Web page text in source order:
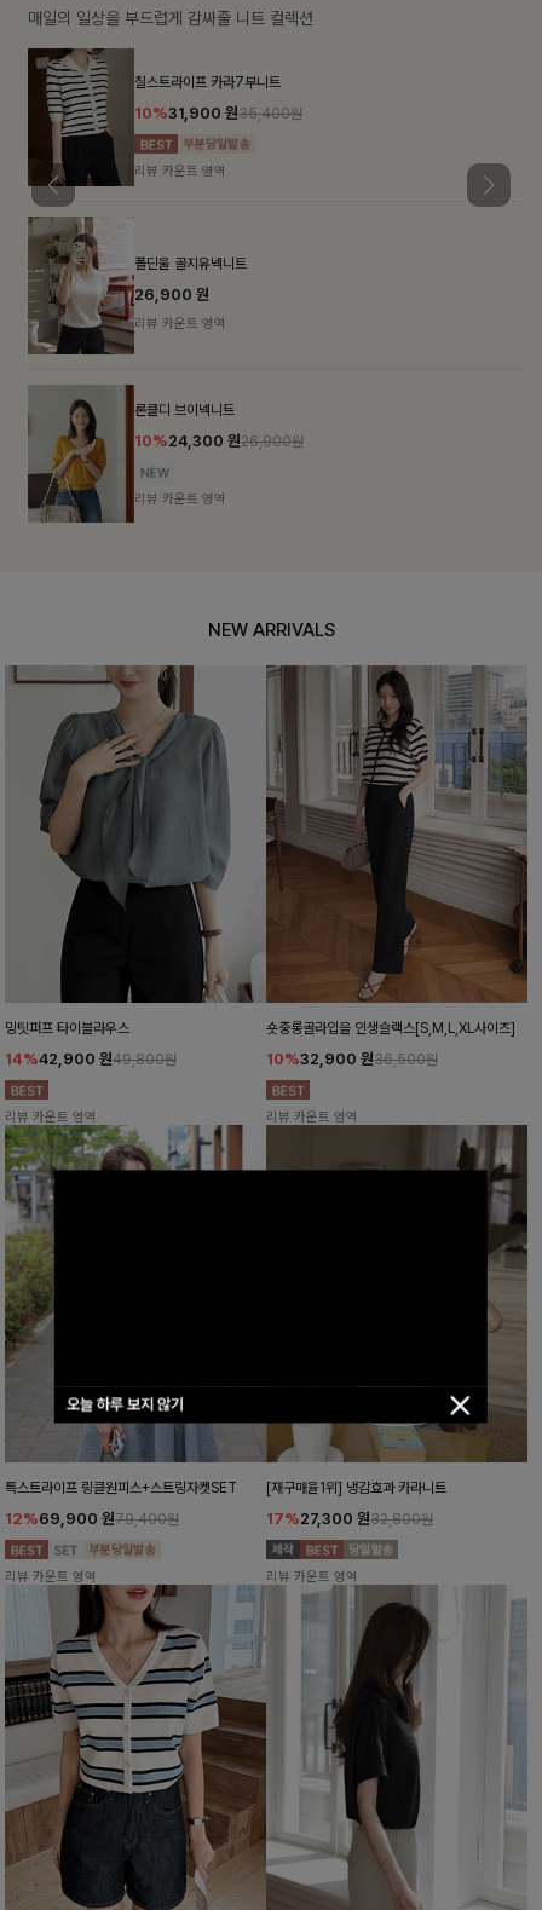
오늘 하루 보지 않기
매일의 일상을 부드럽게 감싸줄 니트 컬렉션
칠스트라이프 카라7부니트
10%31,900원35,400원
리뷰 카운트 영역
폴딘울 골지유넥니트
26,900원
리뷰 카운트 영역
론클디 브이넥니트
10%24,300원26,900원
리뷰 카운트 영역
NEW ARRIVALS
밍팃퍼프 타이블라우스
14%42,900 원49,800원
리뷰 카운트 영역
숏중롱골라입을 인생슬랙스[S,M,L,XL사이즈]
10%32,900 원36,500원
리뷰 카운트 영역
특스트라이프 링클원피스+스트링자켓SET
12%69,900 원79,400원
리뷰 카운트 영역
[재구매율1위] 냉감효과 카라니트
17%27,300 원32,800원
리뷰 카운트 영역